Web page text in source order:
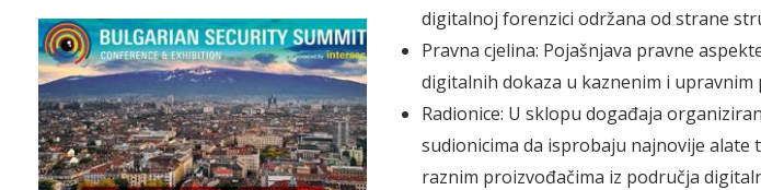
digitalnoj forenzici održana od strane
Pravna cjelina: Pojašnjava pravne
digitalnih dokaza u kaznenim i upravnim
Radionice: U sklopu događaja
sudionicima da isprobaju najnovije alate
raznim proizvođačima iz područja